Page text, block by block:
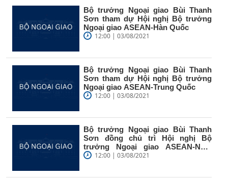
Bộ trưởng Ngoại giao Bùi Thanh
Sơn tham dự Hội nghị Bộ trưởng
Ngoại giao ASEAN-Hàn Quốc
12:00 | 03/08/2021
Bộ trưởng Ngoại giao Bùi Thanh
Sơn tham dự Hội nghị Bộ trưởng
Ngoại giao ASEAN-Trung Quốc
12:00 | 03/08/2021
Bộ trưởng Ngoại giao Bùi Thanh
Sơn đồng chủ trì Hội nghị Bộ
trưởng Ngoại giao ASEAN-Nhật
Bản với...
12:00 | 03/08/2021